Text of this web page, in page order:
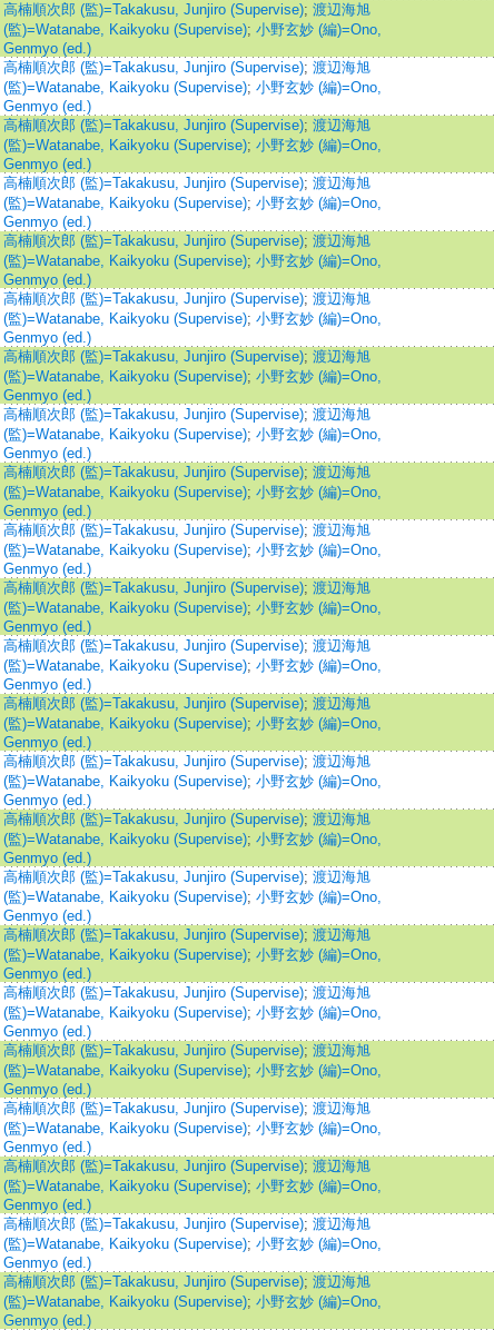
高楠順次郎 (監)=Takakusu, Junjiro (Supervise); 渡辺海旭
(監)=Watanabe, Kaikyoku (Supervise); 小野玄妙 (編)=Ono,
Genmyo (ed.)
高楠順次郎 (監)=Takakusu, Junjiro (Supervise); 渡辺海旭
(監)=Watanabe, Kaikyoku (Supervise); 小野玄妙 (編)=Ono,
Genmyo (ed.)
高楠順次郎 (監)=Takakusu, Junjiro (Supervise); 渡辺海旭
(監)=Watanabe, Kaikyoku (Supervise); 小野玄妙 (編)=Ono,
Genmyo (ed.)
高楠順次郎 (監)=Takakusu, Junjiro (Supervise); 渡辺海旭
(監)=Watanabe, Kaikyoku (Supervise); 小野玄妙 (編)=Ono,
Genmyo (ed.)
高楠順次郎 (監)=Takakusu, Junjiro (Supervise); 渡辺海旭
(監)=Watanabe, Kaikyoku (Supervise); 小野玄妙 (編)=Ono,
Genmyo (ed.)
高楠順次郎 (監)=Takakusu, Junjiro (Supervise); 渡辺海旭
(監)=Watanabe, Kaikyoku (Supervise); 小野玄妙 (編)=Ono,
Genmyo (ed.)
高楠順次郎 (監)=Takakusu, Junjiro (Supervise); 渡辺海旭
(監)=Watanabe, Kaikyoku (Supervise); 小野玄妙 (編)=Ono,
Genmyo (ed.)
高楠順次郎 (監)=Takakusu, Junjiro (Supervise); 渡辺海旭
(監)=Watanabe, Kaikyoku (Supervise); 小野玄妙 (編)=Ono,
Genmyo (ed.)
高楠順次郎 (監)=Takakusu, Junjiro (Supervise); 渡辺海旭
(監)=Watanabe, Kaikyoku (Supervise); 小野玄妙 (編)=Ono,
Genmyo (ed.)
高楠順次郎 (監)=Takakusu, Junjiro (Supervise); 渡辺海旭
(監)=Watanabe, Kaikyoku (Supervise); 小野玄妙 (編)=Ono,
Genmyo (ed.)
高楠順次郎 (監)=Takakusu, Junjiro (Supervise); 渡辺海旭
(監)=Watanabe, Kaikyoku (Supervise); 小野玄妙 (編)=Ono,
Genmyo (ed.)
高楠順次郎 (監)=Takakusu, Junjiro (Supervise); 渡辺海旭
(監)=Watanabe, Kaikyoku (Supervise); 小野玄妙 (編)=Ono,
Genmyo (ed.)
高楠順次郎 (監)=Takakusu, Junjiro (Supervise); 渡辺海旭
(監)=Watanabe, Kaikyoku (Supervise); 小野玄妙 (編)=Ono,
Genmyo (ed.)
高楠順次郎 (監)=Takakusu, Junjiro (Supervise); 渡辺海旭
(監)=Watanabe, Kaikyoku (Supervise); 小野玄妙 (編)=Ono,
Genmyo (ed.)
高楠順次郎 (監)=Takakusu, Junjiro (Supervise); 渡辺海旭
(監)=Watanabe, Kaikyoku (Supervise); 小野玄妙 (編)=Ono,
Genmyo (ed.)
高楠順次郎 (監)=Takakusu, Junjiro (Supervise); 渡辺海旭
(監)=Watanabe, Kaikyoku (Supervise); 小野玄妙 (編)=Ono,
Genmyo (ed.)
高楠順次郎 (監)=Takakusu, Junjiro (Supervise); 渡辺海旭
(監)=Watanabe, Kaikyoku (Supervise); 小野玄妙 (編)=Ono,
Genmyo (ed.)
高楠順次郎 (監)=Takakusu, Junjiro (Supervise); 渡辺海旭
(監)=Watanabe, Kaikyoku (Supervise); 小野玄妙 (編)=Ono,
Genmyo (ed.)
高楠順次郎 (監)=Takakusu, Junjiro (Supervise); 渡辺海旭
(監)=Watanabe, Kaikyoku (Supervise); 小野玄妙 (編)=Ono,
Genmyo (ed.)
高楠順次郎 (監)=Takakusu, Junjiro (Supervise); 渡辺海旭
(監)=Watanabe, Kaikyoku (Supervise); 小野玄妙 (編)=Ono,
Genmyo (ed.)
高楠順次郎 (監)=Takakusu, Junjiro (Supervise); 渡辺海旭
(監)=Watanabe, Kaikyoku (Supervise); 小野玄妙 (編)=Ono,
Genmyo (ed.)
高楠順次郎 (監)=Takakusu, Junjiro (Supervise); 渡辺海旭
(監)=Watanabe, Kaikyoku (Supervise); 小野玄妙 (編)=Ono,
Genmyo (ed.)
高楠順次郎 (監)=Takakusu, Junjiro (Supervise); 渡辺海旭
(監)=Watanabe, Kaikyoku (Supervise); 小野玄妙 (編)=Ono,
Genmyo (ed.)